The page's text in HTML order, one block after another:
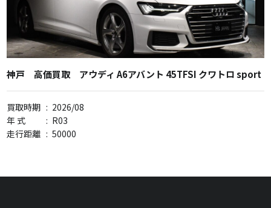
神戸 高価買取 アウディ A6アバント 45TFSI クワトロ sport
買取時期 : 2026/08
年 式
: R03
走行距離 : 50000